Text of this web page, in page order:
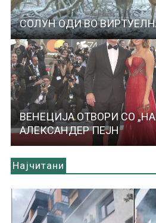
СОЛУН ОДИ ВО
ВЕНЕЦИЈА ОТВОРИ СО
АЛЕКСАНДЕР ПЕЈН
Најчитани